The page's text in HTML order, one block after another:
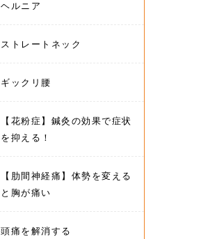
ヘルニア
ストレートネック
ギックリ腰
【花粉症】鍼灸の効果で症状
を抑える！
【肋間神経痛】体勢を変える
と胸が痛い
頭痛を解消する